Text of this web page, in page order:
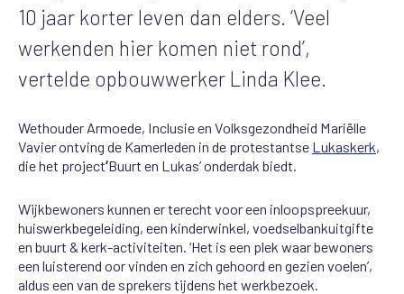
10 jaar korter leven dan elders. ‘Veel
werkenden hier komen niet rond’,
vertelde opbouwwerker Linda Klee.
Wethouder Armoede, Inclusie en Volksgezondheid Mariëlle
Vavier ontving de Kamerleden in de protestantse Lukaskerk,
die het project‘Buurt en Lukas’ onderdak biedt.
Wijkbewoners kunnen er terecht voor een inloopspreekuur,
huiswerkbegeleiding, een kinderwinkel, voedselbankuitgifte
en buurt & kerk-activiteiten. ‘Het is een plek waar bewoners
een luisterend oor vinden en zich gehoord en gezien voelen’,
aldus een van de sprekers tijdens het werkbezoek.